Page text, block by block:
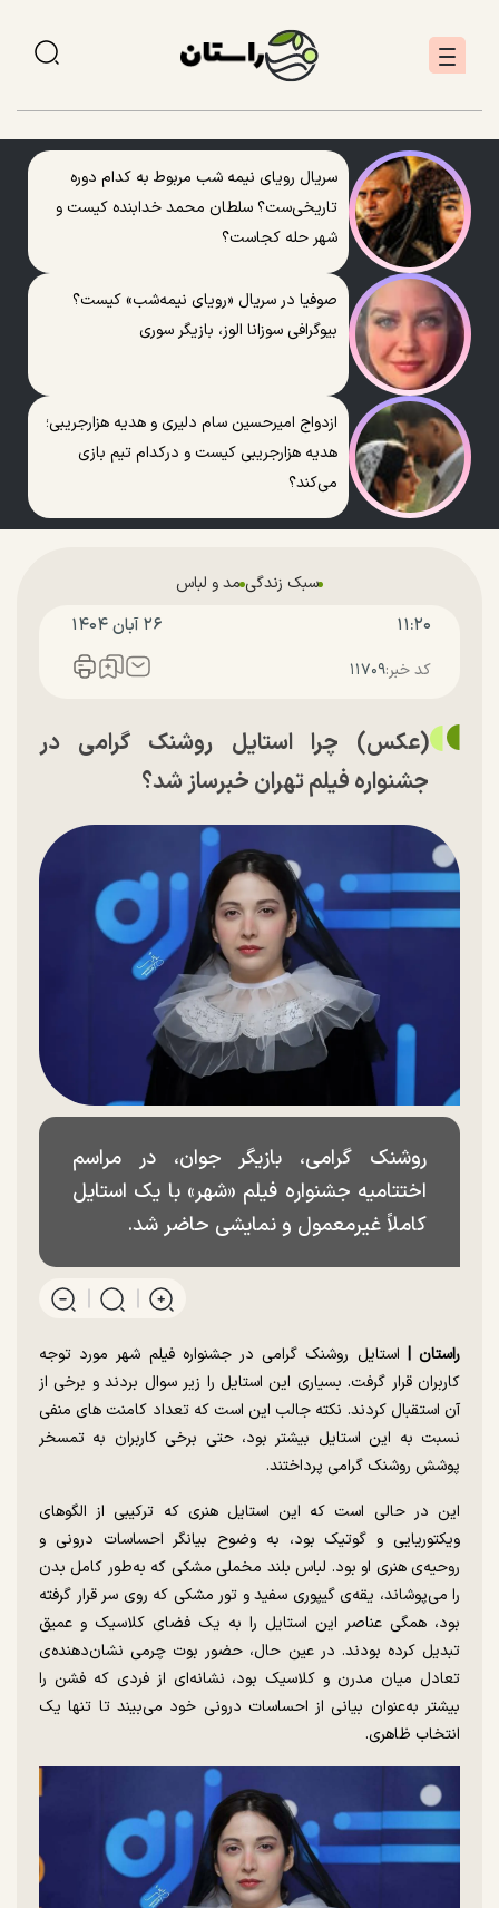
سریال رویای نیمه شب مربوط به کدام دوره
تاریخی‌ست؟ سلطان محمد خدابنده کیست و
شهر حله کجاست؟
صوفیا در سریال «رویای نیمه‌شب» کیست؟
بیوگرافی سوزانا الوز، بازیگر سوری
ازدواج امیرحسین سام دلیری و هدیه هزارجریبی؛
هدیه هزارجریبی کیست و درکدام تیم بازی
می‌کند؟
سبک زندگی مد و لباس
۱۱:۲۰ ۲۶ آبان ۱۴۰۴
کد خبر:۱۱۷۰۹
(عکس) چرا استایل روشنک گرامی در
جشنواره فیلم تهران خبرساز شد؟
روشنک گرامی، بازیگر جوان، در مراسم
اختتامیه جشنواره فیلم «شهر» با یک استایل
کاملاً غیرمعمول و نمایشی حاضر شد.
راستان | استایل روشنک گرامی در جشنواره فیلم شهر مورد توجه
کاربران قرار گرفت. بسیاری این استایل را زیر سوال بردند و برخی از
آن استقبال کردند. نکته جالب این است که تعداد کامنت های منفی
نسبت به این استایل بیشتر بود، حتی برخی کاربران به تمسخر
پوشش روشنک گرامی پرداختند.
این در حالی است که این استایل هنری که ترکیبی از الگوهای
ویکتوریایی و گوتیک بود، به وضوح بیانگر احساسات درونی و
روحیه‌ی هنری او بود. لباس بلند مخملی مشکی که به‌طور کامل بدن
را می‌پوشاند، یقه‌ی گیپوری سفید و تور مشکی که روی سر قرار گرفته
بود، همگی عناصر این استایل را به یک فضای کلاسیک و عمیق
تبدیل کرده بودند. در عین حال، حضور بوت چرمی نشان‌دهنده‌ی
تعادل میان مدرن و کلاسیک بود، نشانه‌ای از فردی که فشن را
بیشتر به‌عنوان بیانی از احساسات درونی خود می‌بیند تا تنها یک
انتخاب ظاهری.